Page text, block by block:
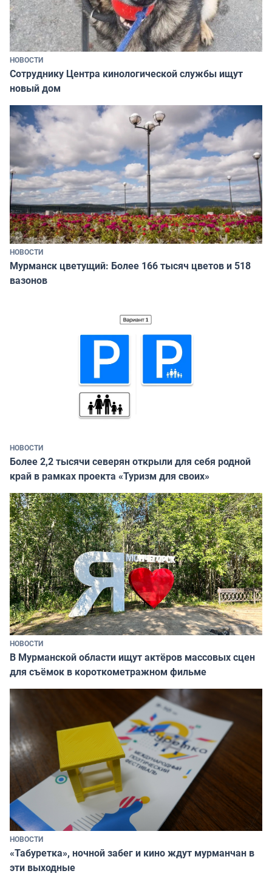
НОВОСТИ
Сотруднику Центра кинологической службы ищут
новый дом
НОВОСТИ
Мурманск цветущий: Более 166 тысяч цветов и 518
вазонов
НОВОСТИ
Более 2,2 тысячи северян открыли для себя родной
край в рамках проекта «Туризм для своих»
НОВОСТИ
В Мурманской области ищут актёров массовых сцен
для съёмок в короткометражном фильме
НОВОСТИ
«Табуретка», ночной забег и кино ждут мурманчан в
эти выходные